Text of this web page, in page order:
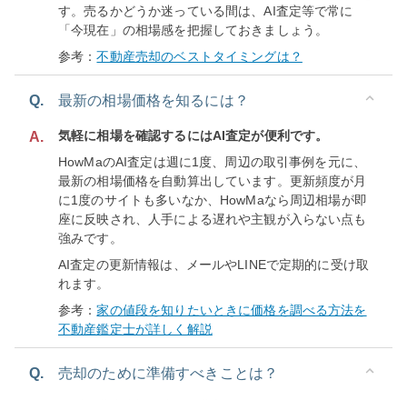
す。売るかどうか迷っている間は、AI査定等で常に
「今現在」の相場感を把握しておきましょう。
参考：不動産売却のベストタイミングは？
Q. 最新の相場価格を知るには？
A.
気軽に相場を確認するにはAI査定が便利です。
HowMaのAI査定は週に1度、周辺の取引事例を元に、
最新の相場価格を自動算出しています。更新頻度が月
に1度のサイトも多いなか、HowMaなら周辺相場が即
座に反映され、人手による遅れや主観が入らない点も
強みです。
AI査定の更新情報は、メールやLINEで定期的に受け取
れます。
参考：家の値段を知りたいときに価格を調べる方法を
不動産鑑定士が詳しく解説
Q. 売却のために準備すべきことは？